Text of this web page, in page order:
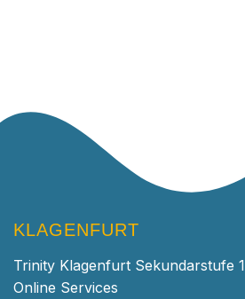
KLAGENFURT
Trinity Klagenfurt Sekundarstufe 1
Online Services